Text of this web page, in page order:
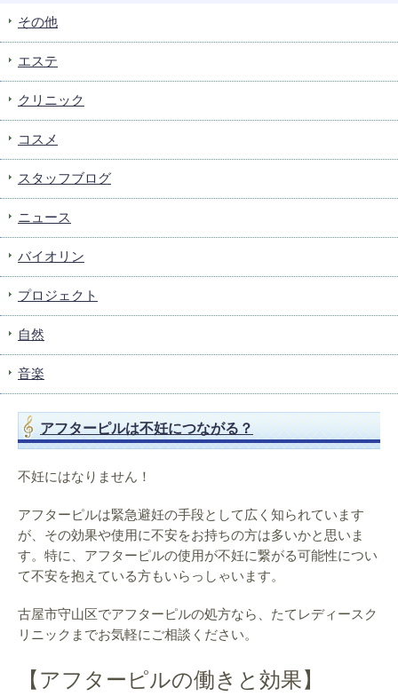
その他
エステ
クリニック
コスメ
スタッフブログ
ニュース
バイオリン
プロジェクト
自然
音楽
アフターピルは不妊につながる？
不妊にはなりません！
アフターピルは緊急避妊の手段として広く知られています
が、その効果や使用に不安をお持ちの方は多いかと思いま
す。特に、アフターピルの使用が不妊に繋がる可能性につい
て不安を抱えている方もいらっしゃいます。
古屋市守山区でアフターピルの処方なら、たてレディースク
リニックまでお気軽にご相談ください。
【アフターピルの働きと効果】